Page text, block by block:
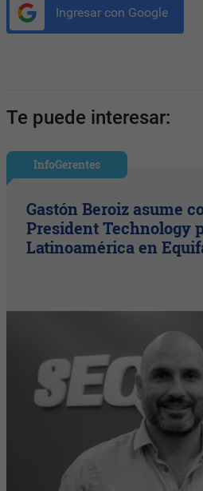
Ingresar con Google
Te puede interesar:
InfoGerentes
Gastón Beroiz asume
President Technology
Latinoamérica en